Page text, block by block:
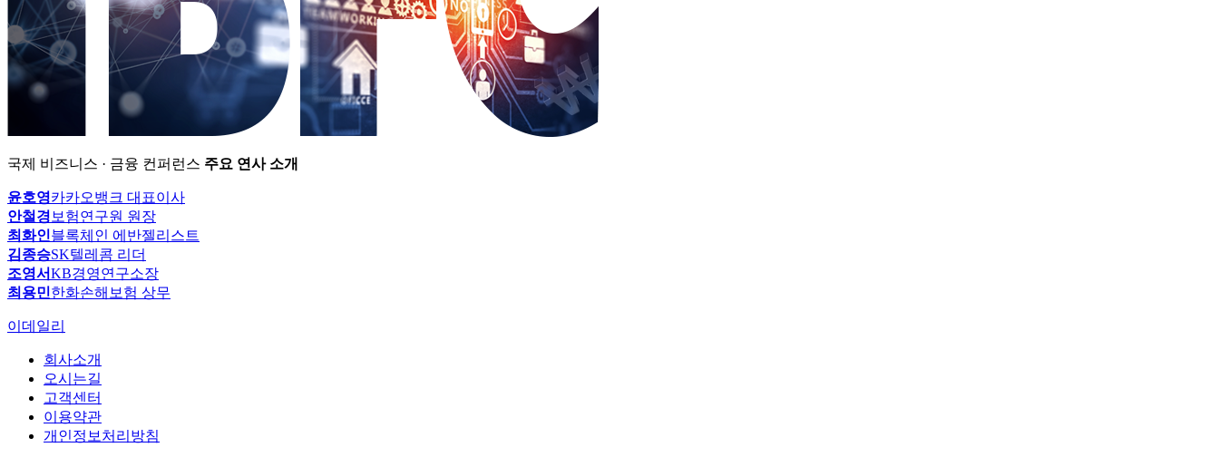
국제 비즈니스 · 금융 컨퍼런스 주요 연사 소개
윤호영카카오뱅크 대표이사
안철경 보험연구원 원장
최화인블록체인 에반젤리스트
김종승SK텔레콤 리더
조영서KB경영연구소장
최용민한화손해보험 상무
이데일리
회사소개
오시는길
고객센터
이용약관
개인정보처리방침